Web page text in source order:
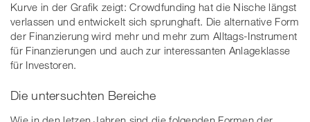
Kurve in der Grafik zeigt: Crowdfunding hat die Nische längst
verlassen und entwickelt sich sprunghaft. Die alternative Form
der Finanzierung wird mehr und mehr zum Alltags-Instrument
für Finanzierungen und auch zur interessanten Anlageklasse
für Investoren.
Die untersuchten Bereiche